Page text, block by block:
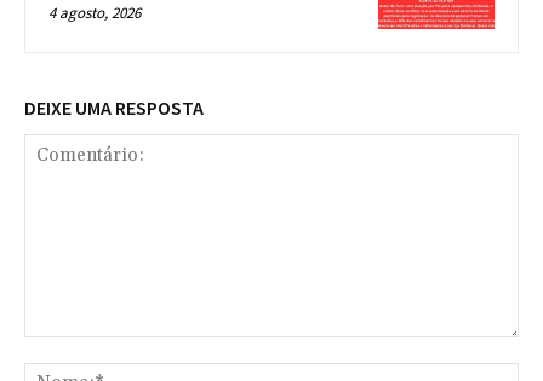
4 agosto, 2026
DEIXE UMA RESPOSTA